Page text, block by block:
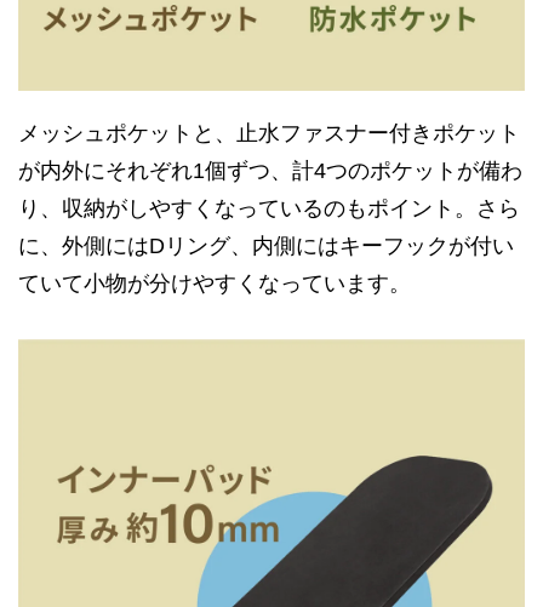
メッシュポケットと、止水ファスナー付きポケット
が内外にそれぞれ1個ずつ、計4つのポケットが備わ
り、収納がしやすくなっているのもポイント。さら
に、外側にはDリング、内側にはキーフックが付い
ていて小物が分けやすくなっています。